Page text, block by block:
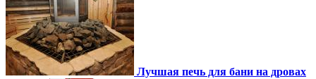
Лучшая печь для бани на дровах